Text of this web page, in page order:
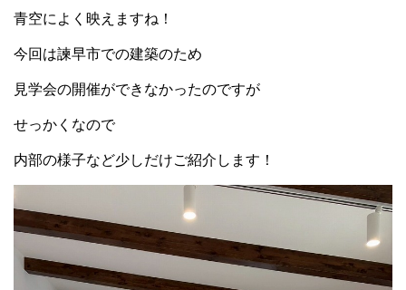
青空によく映えますね！
今回は諫早市での建築のため
見学会の開催ができなかったのですが
せっかくなので
内部の様子など少しだけご紹介します！